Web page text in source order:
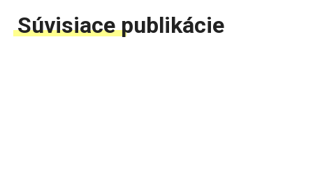
Súvisiace publikácie